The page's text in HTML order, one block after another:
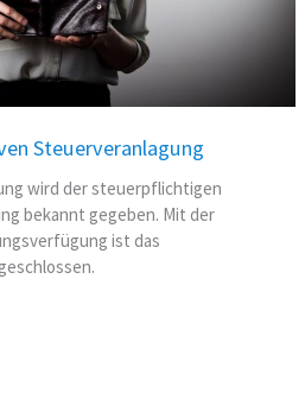
Steuerveranlagung
wird der steuerpflichtigen
bekannt gegeben. Mit der
ist das